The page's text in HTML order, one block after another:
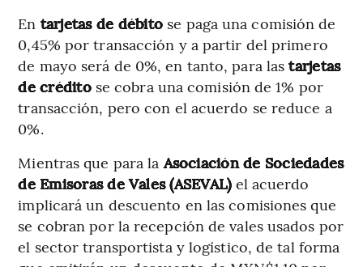
En tarjetas de débito se paga una comisión de
0,45% por transacción y a partir del primero
de mayo será de 0%, en tanto, para las tarjetas
de créditose cobra una comisión de 1% por
transacción, pero con el acuerdo se reduce a
0%.
Mientras que para laAsociación de Sociedades
de Emisoras de Vales (ASEVAL) el acuerdo
implicará un descuento en las comisiones que
se cobran por la recepción de vales usados por
el sector transportista y logístico, de tal forma